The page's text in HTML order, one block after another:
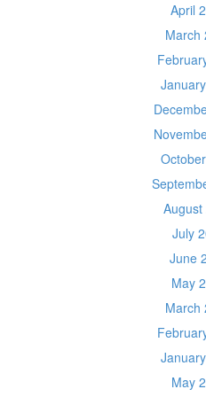
April
March
July
June
May
March
May